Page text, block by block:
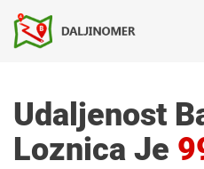
Udaljenost
Loznica Je